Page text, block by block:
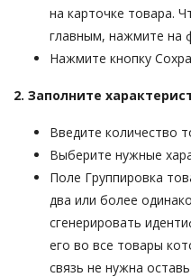
на карточке товара.
главным, нажмите на
Нажмите кнопку
2. Заполните
Введите количество
Выберите нужные
Поле Группировка
два или более
сгенерировать
его во все товары
связь не нужна